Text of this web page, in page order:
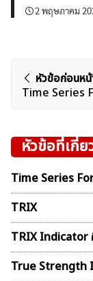
2 พฤษภาคม
แนะแนว
เรื่อง
หัวข้อก่อนห
Time Series
หัวข้อที่เกี่
Time Series
TRIX
TRIX Indicator
True Strength